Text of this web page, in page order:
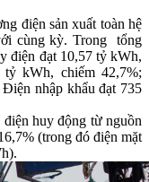
điện sản xuất toàn hệ
cùng kỳ. Trong tổng
điện đạt 10,57 tỷ kWh,
kWh, chiếm 42,7%;
Điện nhập khẩu đạt 735
huy động từ nguồn
(trong đó điện mặt